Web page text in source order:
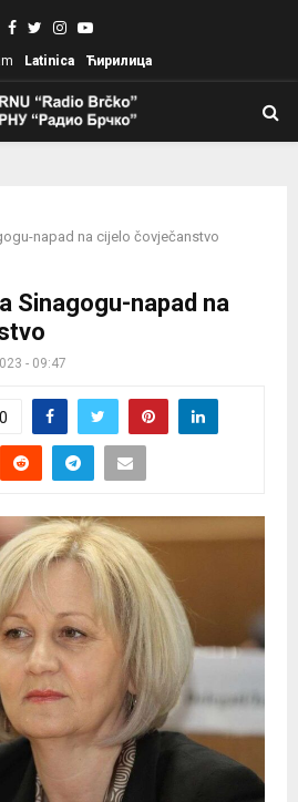
Facebook
TwitterInstagram
Youtube
Latinica Ћирилица
napad na cijelo čovječanstvo
Sinagogu-napad na
- 09:47
0